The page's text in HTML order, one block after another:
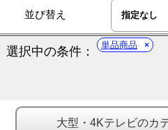
並び替え
選択中の条件： 単品商品
大型・4Kテレビのカ